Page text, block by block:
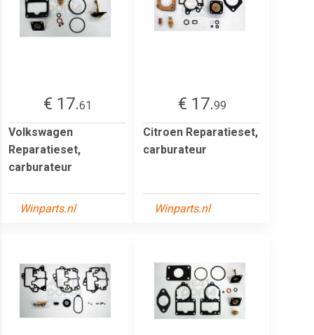
€ 17.61
Volkswagen
Reparatieset,
carburateur
Winparts.nl
€ 17.99
Citroen Reparatieset,
carburateur
Winparts.nl